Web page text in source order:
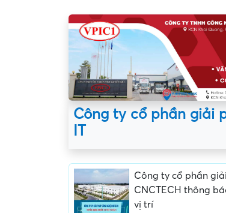
Công ty cổ phần giải
IT
Công ty cổ phần
CNCTECH thông
vị trí